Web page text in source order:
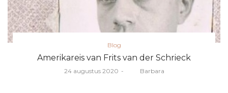
Posted
in
Blog
Amerikareis van Frits van der Schrieck
Posted
24 augustus 2020 Barbara